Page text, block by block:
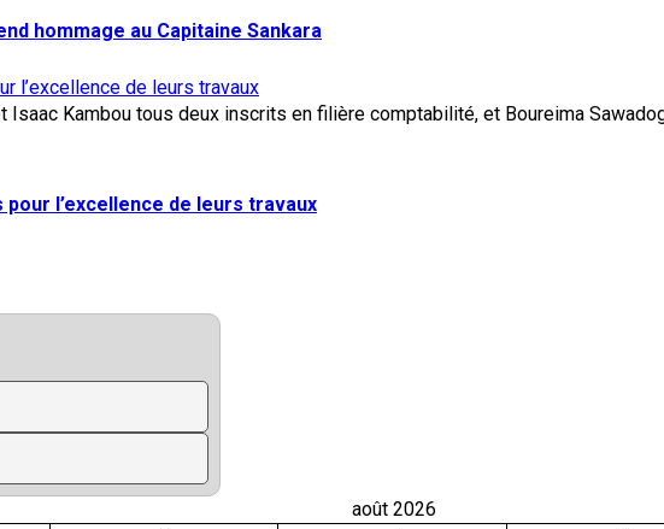
hommage au Capitaine Sankara
l’excellence de leurs travaux
l’excellence de leurs travaux
août 2026